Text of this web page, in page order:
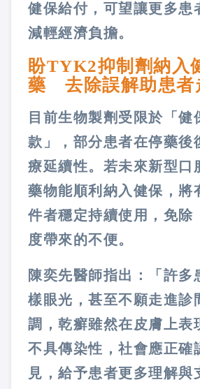
健保給付，可望讓更多患
減輕經濟負擔。
盼TYK2抑制劑納入
藥 去除誤解助患者
目前生物製劑受限於「健
款」，部分患者在停藥後
療延續性。若未來新型口
藥物能順利納入健保，將
件者穩定持續使用，免除
度帶來的不便。
陳奕先醫師指出：「許多
樣眼光，甚至不願走進診
調，乾癬雖然在皮膚上表
不具傳染性，社會應正確
見，給予患者更多理解與